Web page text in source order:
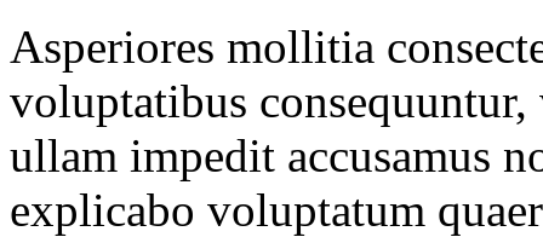
Asperiores mollitia
voluptatibus
ullam impedit accusamus
explicabo voluptatum